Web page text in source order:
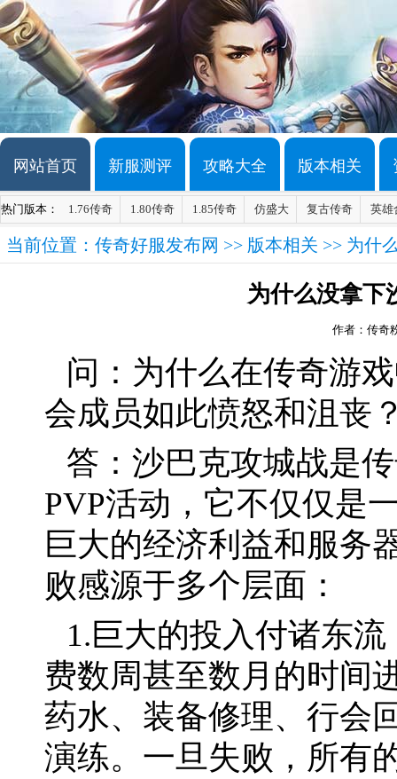
网站首页 新服测评 攻略大全 版本相关
热门版本： 1.76传奇 1.80传奇 1.85传奇 仿盛大 复古传奇 英雄
当前位置： 传奇好服发布网 >> 版本相关 >> 为什
为什么没拿下
作者：传奇
问：为什么在传奇游
会成员如此愤怒和沮丧
答：沙巴克攻城战是
PVP活动，它不仅仅是
巨大的经济利益和服务
败感源于多个层面：
1.巨大的投入付诸东
费数周甚至数月的时间
药水、装备修理、行会
演练。一旦失败，所有